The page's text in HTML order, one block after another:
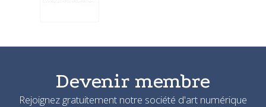
Devenir membre
Rejoignez gratuitement notre société d'art numérique